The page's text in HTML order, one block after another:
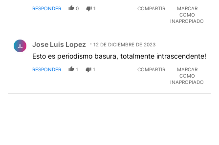
RESPONDER 0 1 COMPARTIR
MARCAR
COMO
INAPROPIADO
JL Jose Luis Lopez 12 DE DICIEMBRE DE 2023
Esto es periodismo basura, totalmente intrascendente!
RESPONDER 1 1 COMPARTIR
MARCAR
COMO
INAPROPIADO